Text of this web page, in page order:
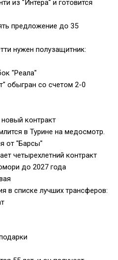
из "Интера" и готовится
предложение до 35
нужен полузащитник:
"Реала"
обыгран со счетом 2-0
контракт
в Турине на медосмотр.
от "Барсы"
четырехлетний контракт
до 2027 года
в списке лучших трансферов: